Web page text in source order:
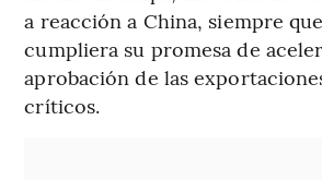
a reacción a China, siempre
cumpliera su promesa de
aprobación de las
críticos.